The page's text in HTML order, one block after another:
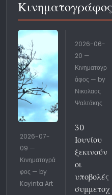
Κινηματογράφος
2026-07-
09 —
Κινηματογρά
φος — by
Koyinta Art
2026-06-
20 —
Κινηματογρ
άφος — by
Νικολαος
Ψαλτάκης
30
Ιουνίου
ξεκινούν
οι
υποβολές
συμμετοχ